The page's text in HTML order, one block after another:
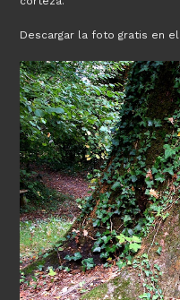
Descargar la foto gratis en el